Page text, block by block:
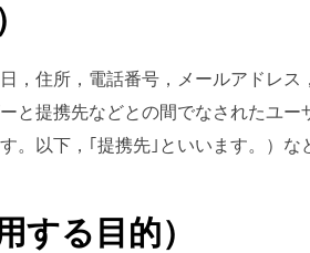
，住所，電話番号，メールアドレ
と提携先などとの間でなされたユ
以下，｢提携先｣といいます。）な
する目的）